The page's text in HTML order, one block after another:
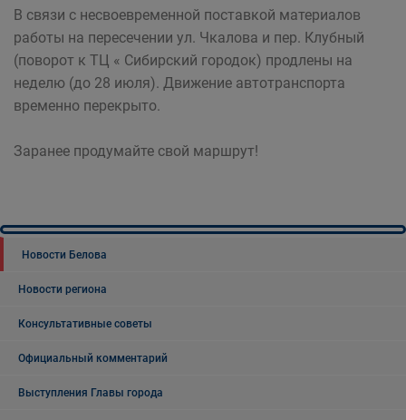
В связи с несвоевременной поставкой материалов
работы на пересечении ул. Чкалова и пер. Клубный
(поворот к ТЦ « Сибирский городок) продлены на
неделю (до 28 июля). Движение автотранспорта
временно перекрыто.
Заранее продумайте свой маршрут!
Новости Белова
Новости региона
Консультативные советы
Официальный комментарий
Выступления Главы города